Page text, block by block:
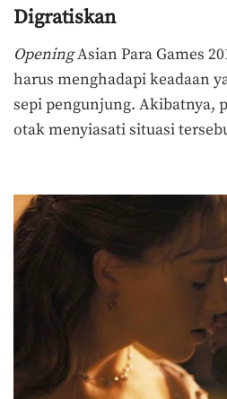
Digratiskan
OpeningAsian Para Games
harus menghadapi keadaan
sepi pengunjung. Akibatnya,
otak menyiasati situasi